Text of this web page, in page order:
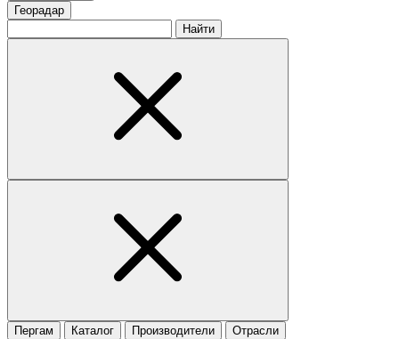
Георадар
Найти
Пергам Каталог Производители Отрасли